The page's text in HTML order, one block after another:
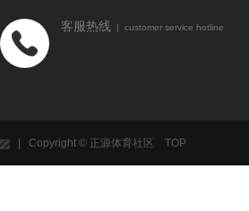
客服热线 | customer service hotline
| Copyright © 正源体育社区 TOP